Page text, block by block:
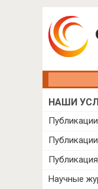
НАШИ
Научные